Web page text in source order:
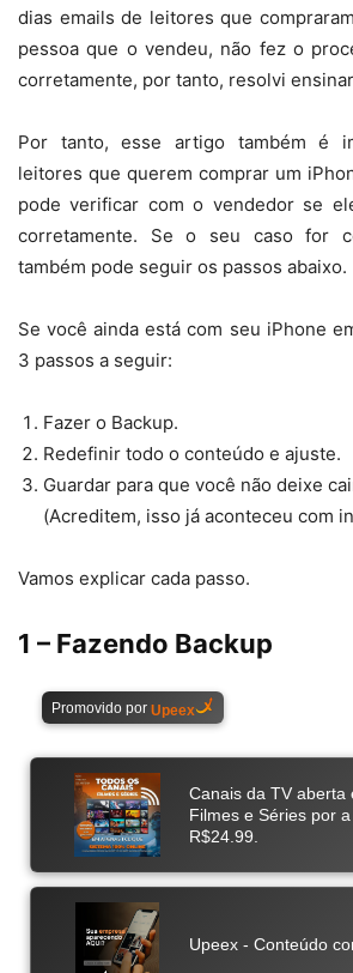
dias emails de leitores que
pessoa que o vendeu, não fez o
corretamente, por tanto, resolvi
Por tanto, esse artigo também é
leitores que querem comprar um
pode verificar com o vendedor se
corretamente. Se o seu caso for
também pode seguir os passos abaixo.
Se você ainda está com seu iPhone
3 passos a seguir:
Fazer o Backup.
Redefinir todo o conteúdo e ajuste.
Guardar para que você não deixe
(Acreditem, isso já aconteceu com
Vamos explicar cada passo.
1 – Fazendo Backup